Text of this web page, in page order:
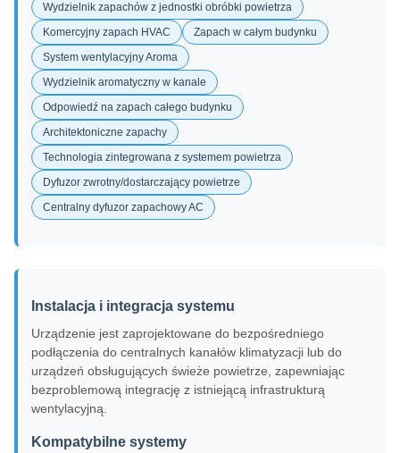
Wydzielnik zapachów z jednostki obróbki powietrza
Komercyjny zapach HVAC
Zapach w całym budynku
System wentylacyjny Aroma
Wydzielnik aromatyczny w kanale
Odpowiedź na zapach całego budynku
Architektoniczne zapachy
Technologia zintegrowana z systemem powietrza
Dyfuzor zwrotny/dostarczający powietrze
Centralny dyfuzor zapachowy AC
Instalacja i integracja systemu
Urządzenie jest zaprojektowane do bezpośredniego
podłączenia do centralnych kanałów klimatyzacji lub do
urządzeń obsługujących świeże powietrze, zapewniając
bezproblemową integrację z istniejącą infrastrukturą
wentylacyjną.
Kompatybilne systemy